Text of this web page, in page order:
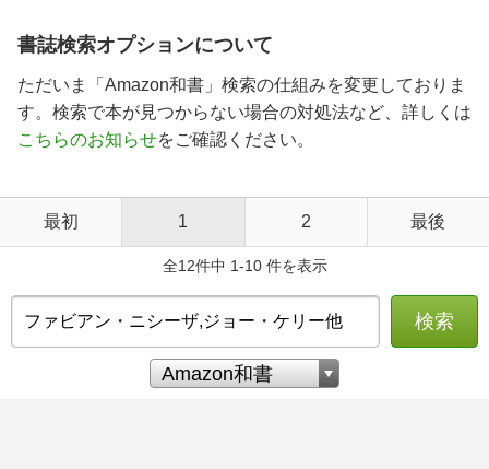
書誌検索オプションについて
ただいま「Amazon和書」検索の仕組みを変更しておりま
す。検索で本が見つからない場合の対処法など、詳しくは
こちらのお知らせをご確認ください。
最初 1 2 最後
全12件中 1-10 件を表示
検索